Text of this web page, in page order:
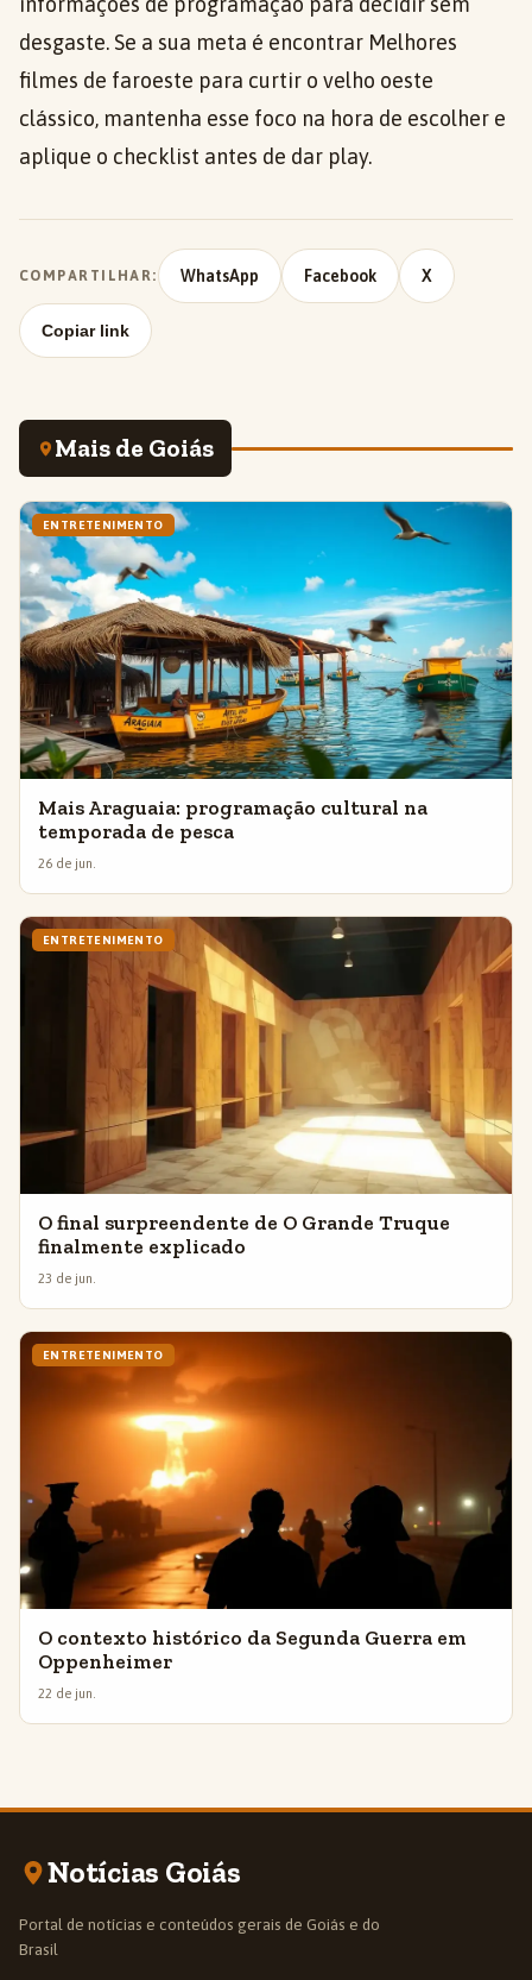
desgaste. Se a sua meta é encontrar Melhores
filmes de faroeste para curtir o velho oeste
clássico, mantenha esse foco na hora de escolher e
aplique o checklist antes de dar play.
COMPARTILHAR: WhatsApp Facebook X
Copiar link
Mais de Goiás
ENTRETENIMENTO
Mais Araguaia: programação cultural na
temporada de pesca
26 de jun.
ENTRETENIMENTO
O final surpreendente de O Grande Truque
finalmente explicado
23 de jun.
ENTRETENIMENTO
O contexto histórico da Segunda Guerra em
Oppenheimer
22 de jun.
Notícias Goiás
Portal de notícias e conteúdos gerais de Goiás e do
Brasil